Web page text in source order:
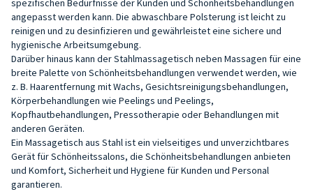
angepasst werden kann. Die abwaschbare Polsterung ist leicht zu
reinigen und zu desinfizieren und gewährleistet eine sichere und
hygienische Arbeitsumgebung.
Darüber hinaus kann der Stahlmassagetisch neben Massagen für eine
breite Palette von Schönheitsbehandlungen verwendet werden, wie
z. B. Haarentfernung mit Wachs, Gesichtsreinigungsbehandlungen,
Körperbehandlungen wie Peelings und Peelings,
Kopfhautbehandlungen, Pressotherapie oder Behandlungen mit
anderen Geräten.
Ein Massagetisch aus Stahl ist ein vielseitiges und unverzichtbares
Gerät für Schönheitssalons, die Schönheitsbehandlungen anbieten
und Komfort, Sicherheit und Hygiene für Kunden und Personal
garantieren.